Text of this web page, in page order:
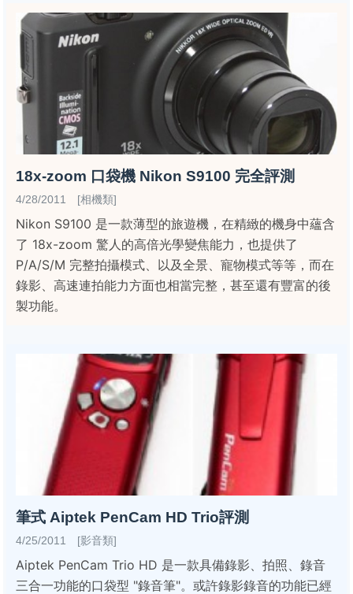
18x-zoom 口袋機 Nikon S9100 完全評測
4/28/2011 [相機類]
Nikon S9100 是一款薄型的旅遊機，在精緻的機身中蘊含
了 18x-zoom 驚人的高倍光學變焦能力，也提供了
P/A/S/M 完整拍攝模式、以及全景、寵物模式等等，而在
錄影、高速連拍能力方面也相當完整，甚至還有豐富的後
製功能。
筆式 Aiptek PenCam HD Trio評測
4/25/2011 [影音類]
Aiptek PenCam Trio HD 是一款具備錄影、拍照、錄音
三合一功能的口袋型 "錄音筆"。或許錄影錄音的功能已經